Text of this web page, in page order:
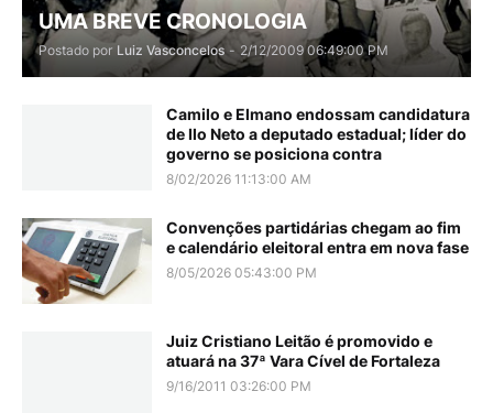
UMA BREVE CRONOLOGIA
Postado por Luiz Vasconcelos - 2/12/2009 06:49:00 PM
Camilo e Elmano endossam candidatura
de Ilo Neto a deputado estadual; líder do
governo se posiciona contra
8/02/2026 11:13:00 AM
Convenções partidárias chegam ao fim
e calendário eleitoral entra em nova fase
8/05/2026 05:43:00 PM
Juiz Cristiano Leitão é promovido e
atuará na 37ª Vara Cível de Fortaleza
9/16/2011 03:26:00 PM